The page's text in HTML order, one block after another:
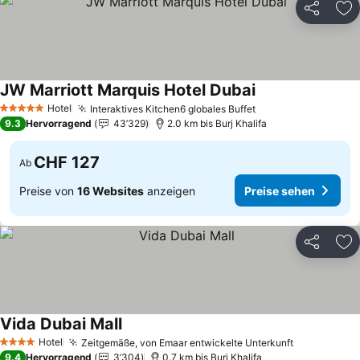
Teilen
5 Sterne Hotel Interaktives Kitchen6 globales Buffet
JW Marriott Marquis Hotel Dubai
9.3 Hervorragend 43’329 2.0 km bis Burj Khalifa
Ab CHF 127
Preise von 16 Websites anzeigen Preise sehen
Teilen
4 Sterne Hotel Zeitgemäße, von Emaar entwickelte Unterkunft
Vida Dubai Mall
9.4 Hervorragend 3’304 0.7 km bis Burj Khalifa